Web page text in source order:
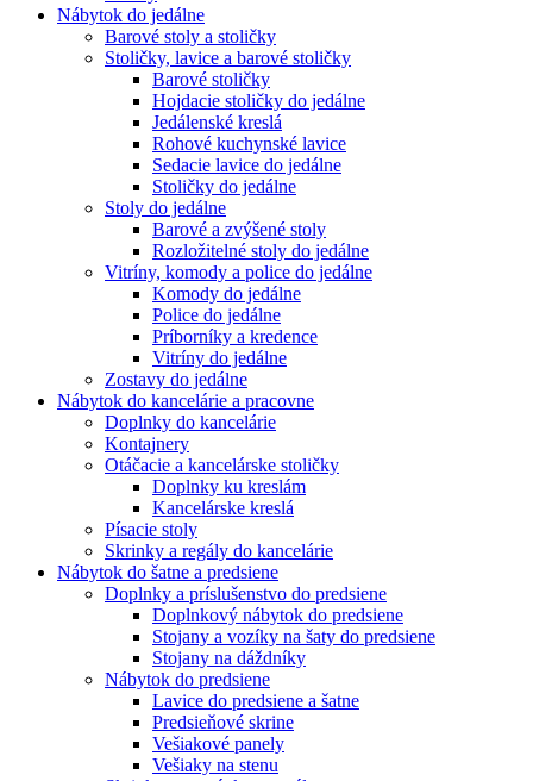
Nábytok do jedálne
Barové stoly a stoličky
Stoličky, lavice a barové stoličky
Barové stoličky
Hojdacie stoličky do jedálne
Jedálenské kreslá
Rohové kuchynské lavice
Sedacie lavice do jedálne
Stoličky do jedálne
Stoly do jedálne
Barové a zvýšené stoly
Rozložitelné stoly do jedálne
Vitríny, komody a police do jedálne
Komody do jedálne
Police do jedálne
Príborníky a kredence
Vitríny do jedálne
Zostavy do jedálne
Nábytok do kancelárie a pracovne
Doplnky do kancelárie
Kontajnery
Otáčacie a kancelárske stoličky
Doplnky ku kreslám
Kancelárske kreslá
Písacie stoly
Skrinky a regály do kancelárie
Nábytok do šatne a predsiene
Doplnky a príslušenstvo do predsiene
Doplnkový nábytok do predsiene
Stojany a vozíky na šaty do predsiene
Stojany na dáždníky
Nábytok do predsiene
Lavice do predsiene a šatne
Predsieňové skrine
Vešiakové panely
Vešiaky na stenu